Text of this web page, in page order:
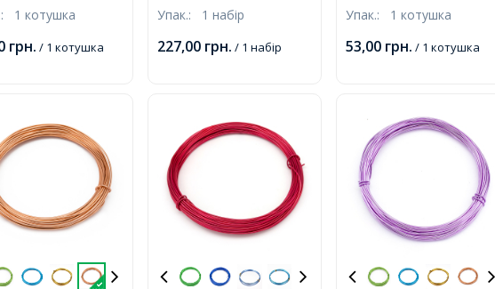
1 котушка
грн. / 1 котушка
5м/котушка, 6 котушок/
Упак.: 1 набір
227,00 грн. / 1 набір
1мм, близько 10м/
Упак.: 1 котушка
53,00 грн. / 1 котушка